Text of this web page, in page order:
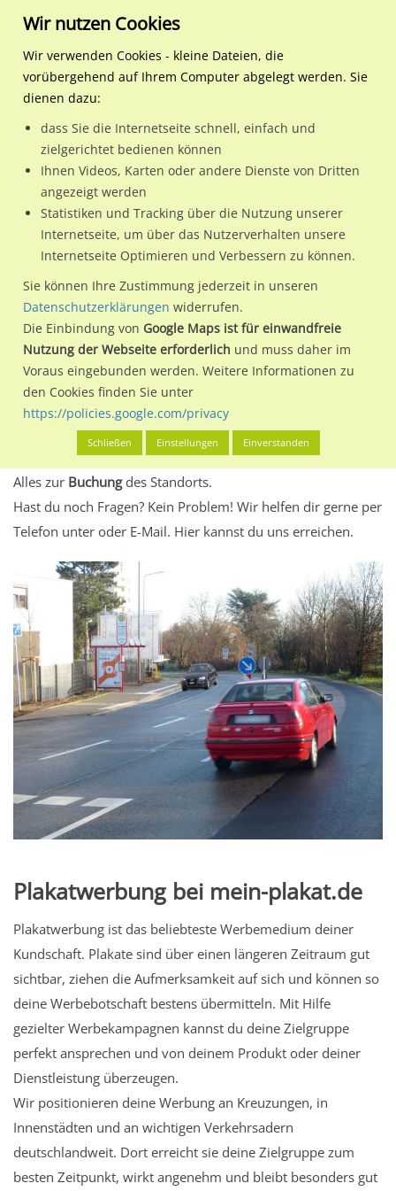
Regionale Plakatwerbung Hessen
KriftelKapellenstr. saw. 30/
65830 / Kriftel / Kriftel
Nutze günstige Werbemöglichkeiten am Standort
Kapellenstr. saw. 30/Brunnenweg/aussenim Ortsteil Kriftel)
in Kriftel.
Wir erheben für jede unserer Werbeflächen individuelle und
aktuelleStandortinformationenundLeistungswerte. Damit
kannst du dich schon vor der Buchung im Detail über den
Standort, seine Reichweite und Werbewirkung sowie
eventuelle Beschränkungen in den zugelassenen
Werbeinhalten informieren.
Alles klar? Dann findest du direkt im unteren Teil dieser Seite
Alles zur Buchungdes Standorts.
Hast du noch Fragen? Kein Problem! Wir helfen dir gerne per
Telefon unter oder E-Mail. Hier kannst du uns erreichen.
Plakatwerbung bei mein-plakat.de
Plakatwerbung ist das beliebteste Werbemedium deiner
Kundschaft. Plakate sind über einen längeren Zeitraum gut
sichtbar, ziehen die Aufmerksamkeit auf sich und können so
deine Werbebotschaft bestens übermitteln. Mit Hilfe
gezielter Werbekampagnen kannst du deine Zielgruppe
perfekt ansprechen und von deinem Produkt oder deiner
Dienstleistung überzeugen.
Wir positionieren deine Werbung an Kreuzungen, in
Innenstädten und an wichtigen Verkehrsadern
deutschlandweit. Dort erreicht sie deine Zielgruppe zum
besten Zeitpunkt, wirkt angenehm und bleibt besonders gut
Wir nutzen Cookies
Wir verwenden Cookies - kleine Dateien, die
vorübergehend auf Ihrem Computer abgelegt werden. Sie
dienen dazu:
dass Sie die Internetseite schnell, einfach und
zielgerichtet bedienen können
Ihnen Videos, Karten oder andere Dienste von Dritten
angezeigt werden
Statistiken und Tracking über die Nutzung unserer
Internetseite, um über das Nutzerverhalten unsere
Internetseite Optimieren und Verbessern zu können.
Sie können Ihre Zustimmung jederzeit in unseren
Datenschutzerklärungen widerrufen.
Die Einbindung von Google Maps ist für einwandfreie
Nutzung der Webseite erforderlich und muss daher im
Voraus eingebunden werden. Weitere Informationen zu
den Cookies finden Sie unter
https://policies.google.com/privacy
Schließen Einstellungen Einverstanden